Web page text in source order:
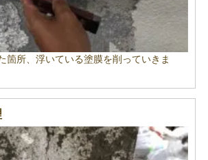
箇所、浮いている塗膜を削っていきま